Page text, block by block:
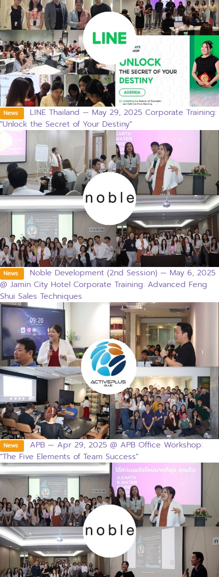
News
LINE Thailand — May 29, 2025 Corporate Training:
"Unlock the Secret of Your Destiny"
News
Noble Development (2nd Session) — May 6, 2025
@ Jamin City Hotel Corporate Training: Advanced Feng
Shui Sales Techniques
News
APB — Apr 29, 2025 @ APB Office Workshop:
"The Five Elements of Team Success"